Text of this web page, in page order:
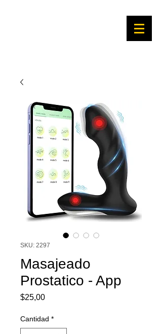
SKU: 2297
Masajeado
Prostatico - App
$25,00Precio
Cantidad *